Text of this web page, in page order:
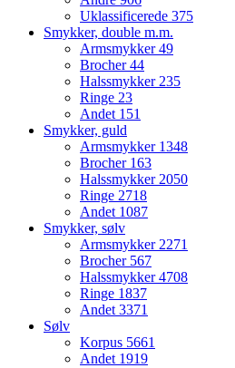
Uklassificerede 375
Smykker, double m.m.
Armsmykker49
Brocher44
Halssmykker235
Ringe 23
Andet 151
Smykker, guld
Armsmykker 1348
Brocher 163
Halssmykker2050
Ringe 2718
Andet 1087
Smykker, sølv
Armsmykker2271
Brocher 567
Halssmykker4708
Ringe 1837
Andet3371
Sølv
Korpus 5661
Andet 1919